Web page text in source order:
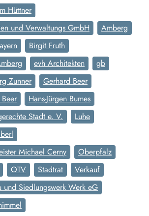
Hüttner
und Verwaltungs GmbH
Amberg
Birgit Fruth
evh Architekten
gb
Zunner
Gerhard Beer
Hans-Jürgen Bumes
Stadt e. V.
Luhe
Michael Cerny
Oberpfalz
OTV Stadtrat
Verkauf
und Siedlungswerk Werk eG